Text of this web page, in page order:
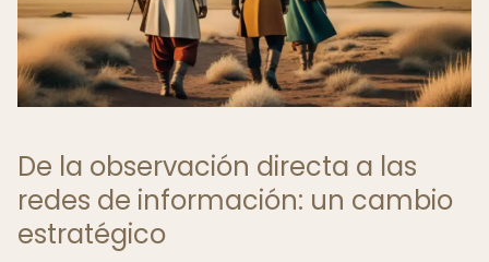
De la observación directa a las
redes de información: un cambio
estratégico